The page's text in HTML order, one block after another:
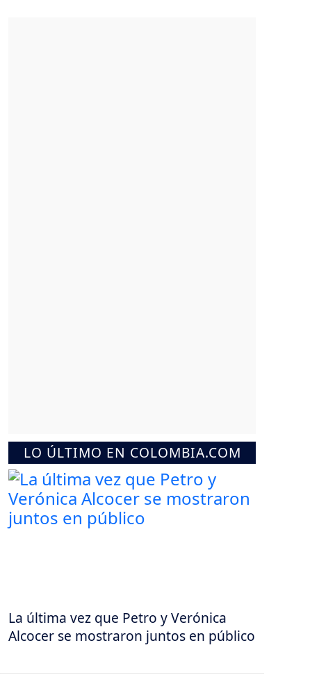
LO ÚLTIMO EN COLOMBIA.COM
La última vez que Petro y Verónica
Alcocer se mostraron juntos en público